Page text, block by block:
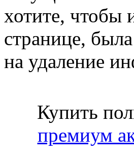
хотите, чтобы
странице,
на удаление
Купить
премиум